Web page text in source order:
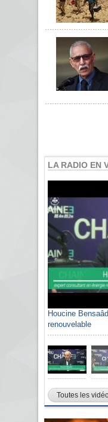
LA RADIO EN
Houcine
renouvelable
Toutes les